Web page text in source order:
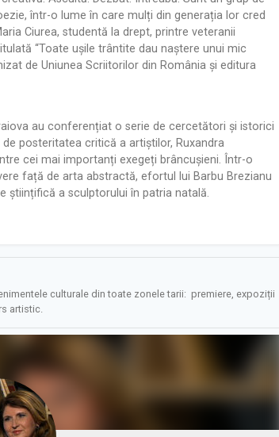
într-o lume în care mulți din generația lor cred
Ciurea, studentă la drept, printre veteranii
“Toate ușile trântite dau naștere unui mic
de Uniunea Scriitorilor din România și editura
au conferențiat o serie de cercetători și istorici
posteritatea critică a artiștilor, Ruxandra
cei mai importanți exegeți brâncușieni. Într-o
față de arta abstractă, efortul lui Barbu Brezianu
științifică a sculptorului în patria natală.
culturale din toate zonele tarii: premiere, expoziții
artistic.